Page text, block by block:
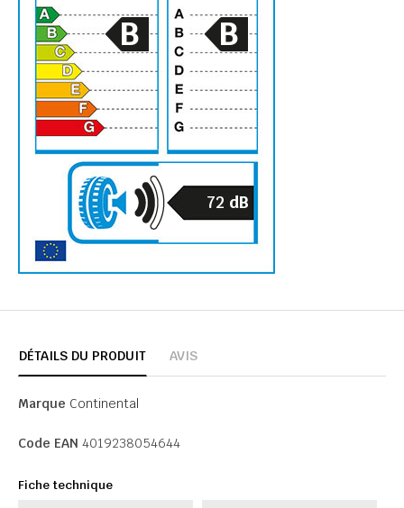
B B
72 dB
DÉTAILS DU PRODUIT AVIS
Marque Continental
Code EAN 4019238054644
Fiche technique